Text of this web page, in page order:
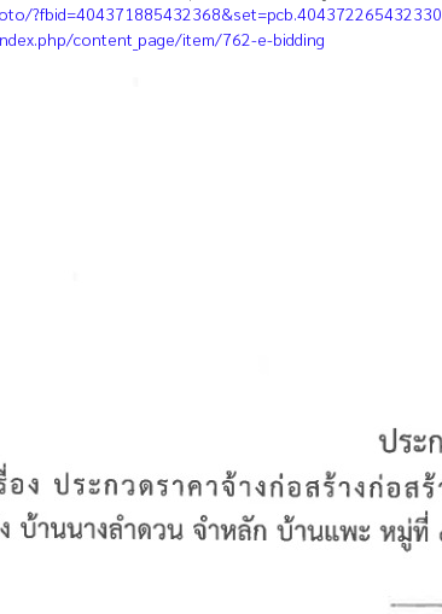
?fbid=404371885432368&set=pcb.404372265432330
content_page/item/762-e-bidding